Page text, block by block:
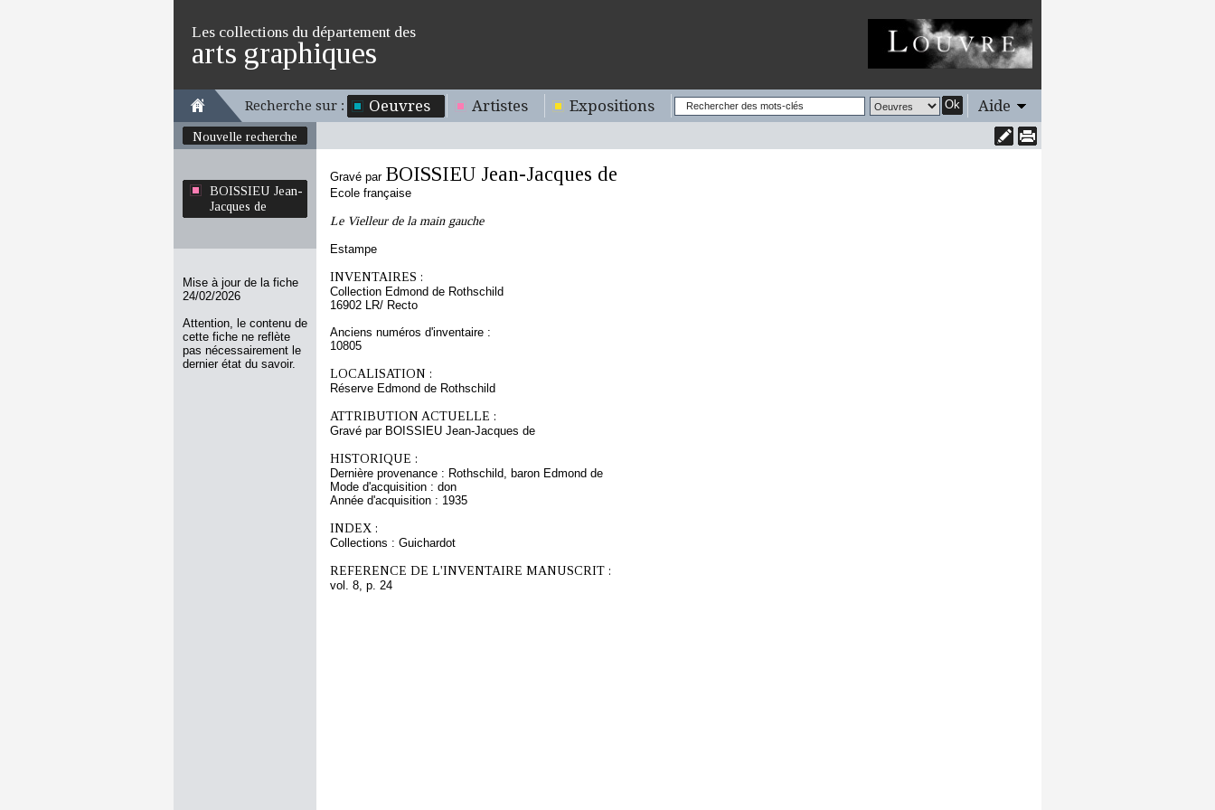
Les collections du département des
arts graphiques
Recherche sur : Oeuvres Artistes Expositions Ok Aide
Nouvelle recherche
BOISSIEU Jean-
Jacques de
Mise à jour de la fiche
24/02/2026
Attention, le contenu de
cette fiche ne reflète
pas nécessairement le
dernier état du savoir.
Gravé par BOISSIEU Jean-Jacques de
Ecole française
Le Vielleur de la main gauche
Estampe
INVENTAIRES :
Collection Edmond de Rothschild
16902 LR/ Recto
Anciens numéros d'inventaire :
10805
LOCALISATION :
Réserve Edmond de Rothschild
ATTRIBUTION ACTUELLE :
Gravé par BOISSIEU Jean-Jacques de
HISTORIQUE :
Dernière provenance : Rothschild, baron Edmond de
Mode d'acquisition : don
Année d'acquisition : 1935
INDEX :
Collections : Guichardot
REFERENCE DE L'INVENTAIRE MANUSCRIT :
vol. 8, p. 24